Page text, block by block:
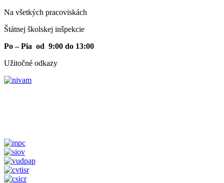
Na všetkých pracoviskách
Štátnej školskej inšpekcie
Po – Pia od 9:00 do 13:00
Užitočné odkazy